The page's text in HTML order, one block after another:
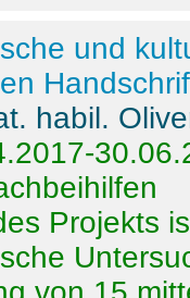
und
habil.
Projekts